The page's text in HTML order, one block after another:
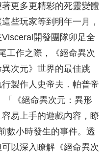
著更多更精彩的死靈變體
些玩家等到明年一月，
開發團隊卯足全
工作之際，《絕命異次
次元》世界的最佳跳
製作人史帝夫．帕普帝
《絕命異次元：異形
易上手的遊戲內容，瞭
數小時發生的事件。透
以深入瞭解《絕命異次